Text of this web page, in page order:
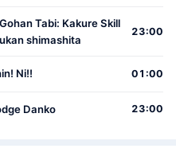
Tabi: Kakure Skill
shimashita
23:00
Ni!! 01:00
Danko 23:00